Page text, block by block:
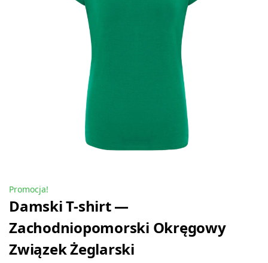
Promocja!
Damski T-shirt —
Zachodniopomorski Okręgowy
Związek Żeglarski